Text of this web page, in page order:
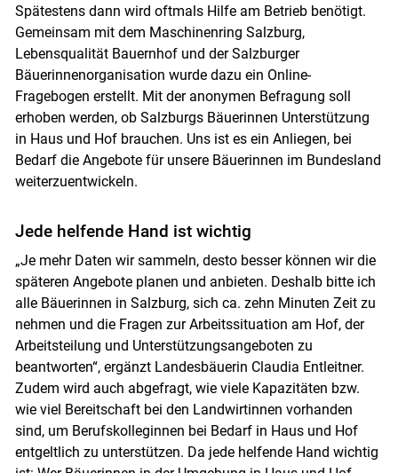
Skip to main content
Spätestens dann wird oftmals Hilfe am Betrieb benötigt.
Gemeinsam mit dem Maschinenring Salzburg,
Lebensqualität Bauernhof und der Salzburger
Bäuerinnenorganisation wurde dazu ein Online-
Fragebogen erstellt. Mit der anonymen Befragung soll
erhoben werden, ob Salzburgs Bäuerinnen Unterstützung
in Haus und Hof brauchen. Uns ist es ein Anliegen, bei
Bedarf die Angebote für unsere Bäuerinnen im Bundesland
weiterzuentwickeln.
Jede helfende Hand ist wichtig
„Je mehr Daten wir sammeln, desto besser können wir die
späteren Angebote planen und anbieten. Deshalb bitte ich
alle Bäuerinnen in Salzburg, sich ca. zehn Minuten Zeit zu
nehmen und die Fragen zur Arbeitssituation am Hof, der
Arbeitsteilung und Unterstützungsangeboten zu
beantworten“, ergänzt Landesbäuerin Claudia Entleitner.
Zudem wird auch abgefragt, wie viele Kapazitäten bzw.
wie viel Bereitschaft bei den Landwirtinnen vorhanden
sind, um Berufskolleginnen bei Bedarf in Haus und Hof
entgeltlich zu unterstützen. Da jede helfende Hand wichtig